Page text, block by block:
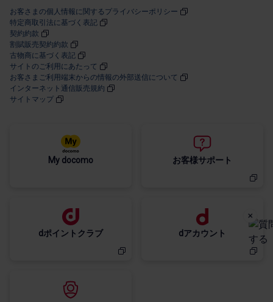
お客さまの個人情報に関するプライバシーポリシー
特定商取引法に​基づく​表記
契約約款
割賦販売契約約款
古物商に​基づく​表記
サイトの​ご利用に​あたって
お客さまご利用端末からの情報の外部送信について
インターネット通信販売規約
サイトマップ
My docomo お客様サポート
dポイントクラブ dアカウント